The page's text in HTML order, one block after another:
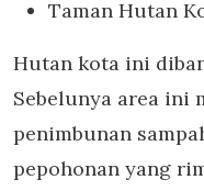
Taman Hutan
Hutan kota ini
Sebelunya area ini
penimbunan
pepohonan yang